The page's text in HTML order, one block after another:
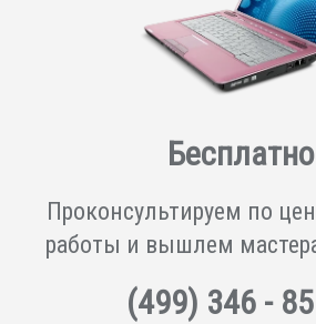
Проконсультируем по
работы и вышлем
(499) 346 -